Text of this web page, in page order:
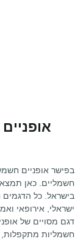
בפישר אופניים
חשמליים. כאן
בישראל. כל
ישראלי, אירופאי
דגם מסויים של
חשמליות מתקפלות,